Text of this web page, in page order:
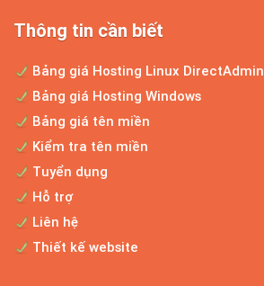
Thông tin cần biết
Bảng giá Hosting Linux DirectAdmin
Bảng giá Hosting Windows
Bảng giá tên miền
Kiểm tra tên miền
Tuyển dụng
Hỗ trợ
Liên hệ
Thiết kế website